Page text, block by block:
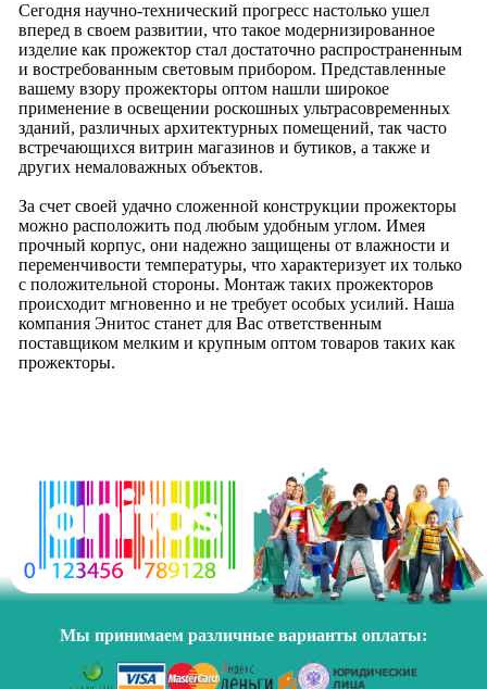
Сегодня научно-технический прогресс настолько ушел
вперед в своем развитии, что такое модернизированное
изделие как прожектор стал достаточно распространенным
и востребованным световым прибором. Представленные
вашему взору прожекторы оптом нашли широкое
применение в освещении роскошных ультрасовременных
зданий, различных архитектурных помещений, так часто
встречающихся витрин магазинов и бутиков, а также и
других немаловажных объектов.
За счет своей удачно сложенной конструкции прожекторы
можно расположить под любым удобным углом. Имея
прочный корпус, они надежно защищены от влажности и
переменчивости температуры, что характеризует их только
с положительной стороны. Монтаж таких прожекторов
происходит мгновенно и не требует особых усилий. Наша
компания Энитос станет для Вас ответственным
поставщиком мелким и крупным оптом товаров таких как
прожекторы.
Мы принимаем различные варианты оплаты: